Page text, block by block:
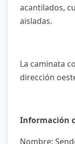
acantilados,
aisladas.
La caminata
dirección
Información
Nombre: